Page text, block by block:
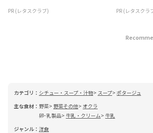
PR (レタスクラブ) PR (レタスクラ
カテゴリ： シチュー・スープ・汁物 スープ ポタージュ
主な食材： 野菜 野菜その他 オクラ
卵･乳製品 牛乳・クリーム 牛乳
ジャンル： 洋食